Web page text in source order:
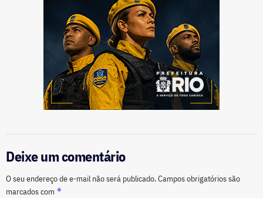
Deixe um comentário
O seu endereço de e-mail não será publicado.Campos obrigatórios são
marcados com *